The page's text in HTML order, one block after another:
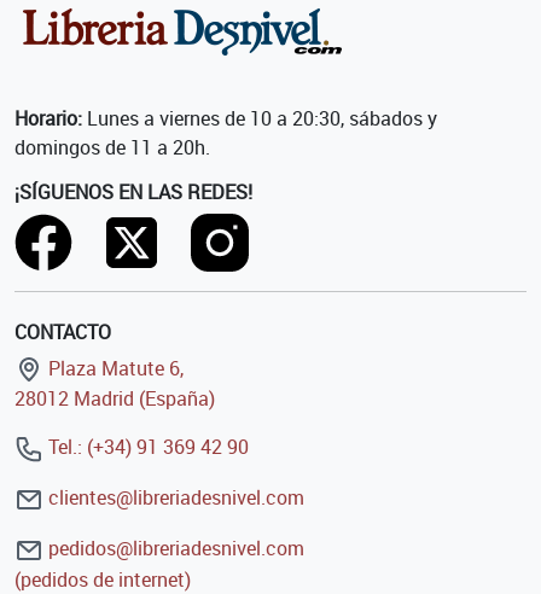
Horario: Lunes a viernes de 10 a 20:30, sábados y
domingos de 11 a 20h.
¡SÍGUENOS EN LAS REDES!
CONTACTO
Plaza Matute 6,
28012 Madrid (España)
Tel.: (+34) 91 369 42 90
clientes@libreriadesnivel.com
pedidos@libreriadesnivel.com
(pedidos de internet)